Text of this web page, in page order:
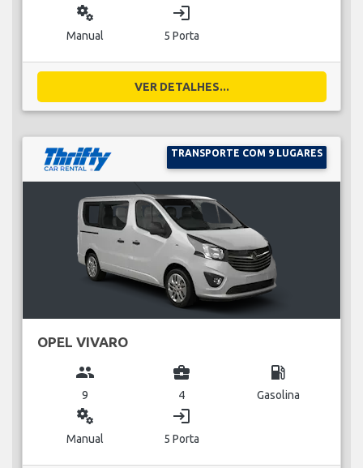
miscellaneous_services
Manual
login
5 Porta
VER DETALHES...
TRANSPORTE COM 9 LUGARES
OPEL VIVARO
group
9
business_center
4
local_gas_station
Gasolina
miscellaneous_services
Manual
login
5 Porta